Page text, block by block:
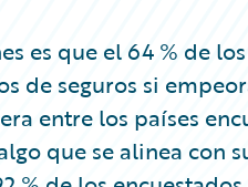
es que el 64 % de
de seguros si
entre los países
que se alinea con